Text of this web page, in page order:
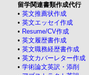
留学関連書類作成代行
• 英文推薦状作成
• 英文エッセイ作成
• Resume/CV作成
• 英文履歴書作成
• 英文職務経歴書作成
• 英文カバーレター作成
• 学術論文英訳・添削